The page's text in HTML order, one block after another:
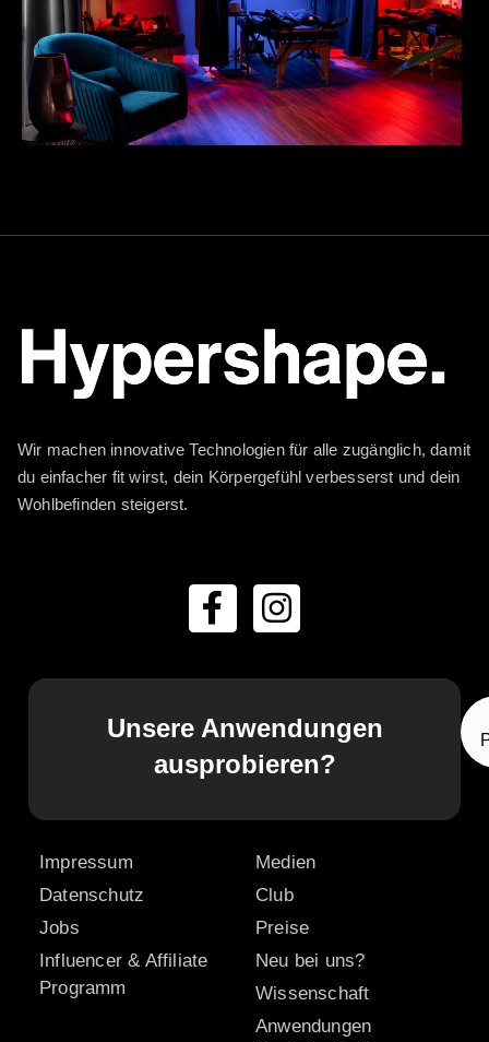
Wir machen innovative Technologien für alle zugänglich, damit
du einfacher fit wirst, dein Körpergefühl verbesserst und dein
Wohlbefinden steigerst.
Unsere Anwendungen
ausprobieren?
Impressum
Datenschutz
Jobs
Influencer & Affiliate
Programm
Medien
Club
Preise
Neu bei uns?
Wissenschaft
Anwendungen